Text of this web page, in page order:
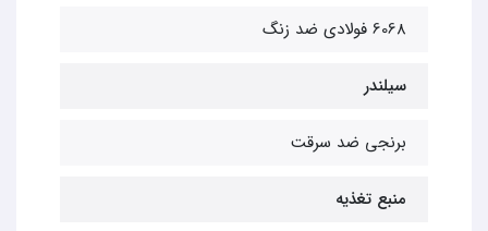
6068 فولادی ضد زنگ
سیلندر
برنجی ضد سرقت
منبع تغذیه